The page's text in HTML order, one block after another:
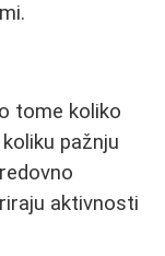
tome koliko
pažnju
aktivnosti